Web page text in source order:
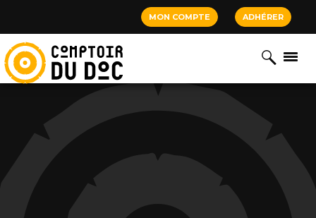
MON COMPTE ADHÉRER
Cookies management panel